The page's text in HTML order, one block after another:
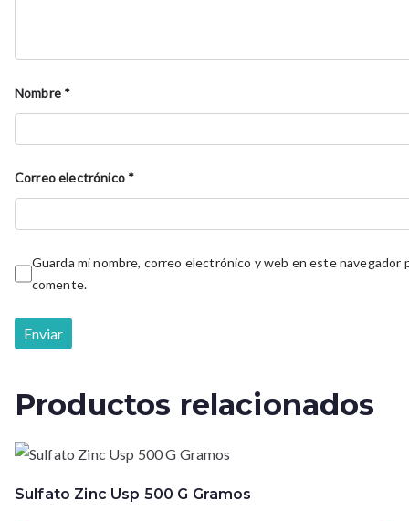
Nombre *
Correo electrónico *
Guarda mi nombre, correo electrónico y web en este navegador
comente.
Productos relacionados
Sulfato Zinc Usp 500 G Gramos